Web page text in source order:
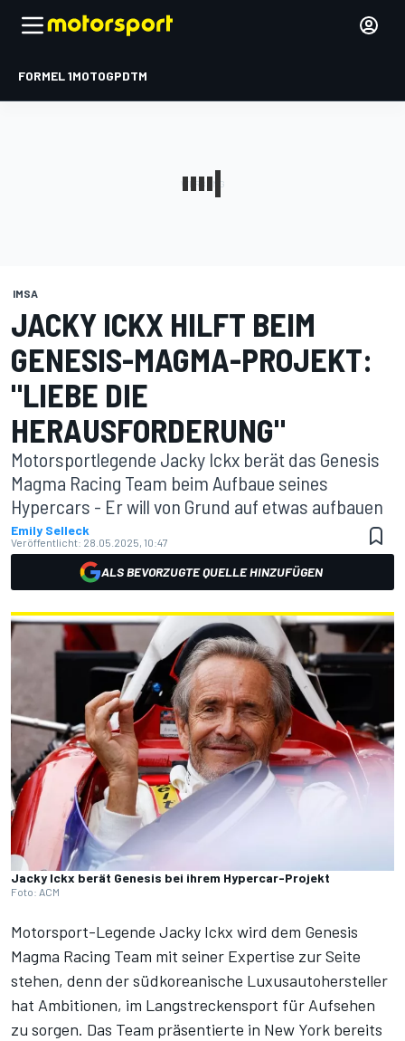
FORMEL 1MOTOGPDTM
IMSA
JACKY ICKX HILFT BEIM
GENESIS-MAGMA-PROJEKT:
"LIEBE DIE
HERAUSFORDERUNG"
Motorsportlegende Jacky Ickx berät das Genesis
Magma Racing Team beim Aufbaue seines
Hypercars - Er will von Grund auf etwas aufbauen
Emily Selleck
Veröffentlicht: 28.05.2025, 10:47
ALS BEVORZUGTE QUELLE HINZUFÜGEN
Jacky Ickx berät Genesis bei ihrem Hypercar-Projekt
Foto: ACM
Motorsport-Legende Jacky Ickx wird dem Genesis
Magma Racing Team mit seiner Expertise zur Seite
stehen, denn der südkoreanische Luxusautohersteller
hat Ambitionen, im Langstreckensport für Aufsehen
zu sorgen. Das Team präsentierte in New York bereits